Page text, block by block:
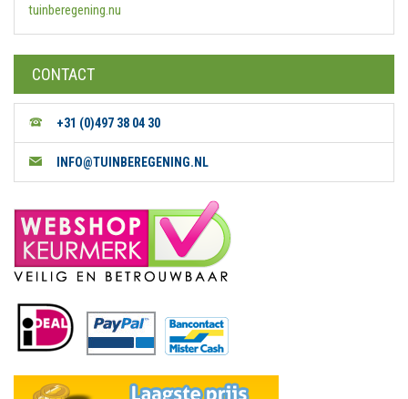
tuinberegening.nu
CONTACT
+31 (0)497 38 04 30
INFO@TUINBEREGENING.NL